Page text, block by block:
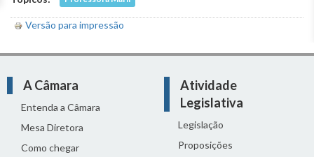
Versão para impressão
A Câmara
Entenda a Câmara
Mesa Diretora
Como chegar
Atividade
Legislativa
Legislação
Proposições